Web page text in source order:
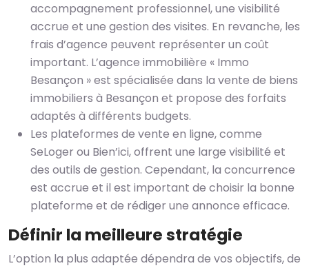
accompagnement professionnel, une visibilité
accrue et une gestion des visites. En revanche, les
frais d’agence peuvent représenter un coût
important. L’agence immobilière « Immo
Besançon » est spécialisée dans la vente de biens
immobiliers à Besançon et propose des forfaits
adaptés à différents budgets.
Les plateformes de vente en ligne, comme
SeLoger ou Bien’ici, offrent une large visibilité et
des outils de gestion. Cependant, la concurrence
est accrue et il est important de choisir la bonne
plateforme et de rédiger une annonce efficace.
Définir la meilleure stratégie
L’option la plus adaptée dépendra de vos objectifs, de